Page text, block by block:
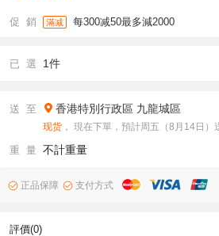
促 銷 滿减 每300减50最多減2000
已 選 1件
送 至 香港特別行政區 九龍城區
现货 ， 現在下單，預計周五（8月14日）
重 量 不計重量
正品保障 支付方式
評價(0)